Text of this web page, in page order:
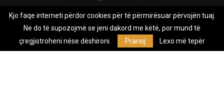
Rreth nesh Impresumi Marketing
Kontakt
Privacy Policy
Zhurnal.mk është Agjenci e Lajmeve e pavarur, e themeluar në vitin
Kjo faqe interneti përdor cookies për të përmirësuar përvojën tuaj.
Ne do të supozojmë se jeni dakord me këtë, por mund të
çregjistroheni nëse dëshironi.
Pranoj Lexo më tepër